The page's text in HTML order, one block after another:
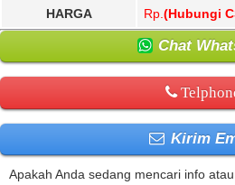
HARGA Rp. (Hubungi
Chat
Kirim
Apakah Anda sedang mencari info